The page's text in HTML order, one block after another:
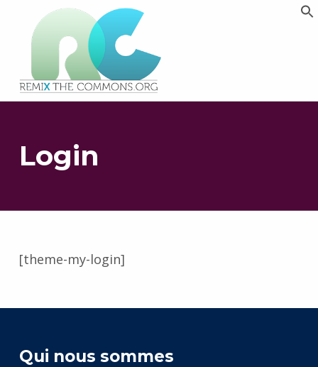
PLATEFORME MULTIMÉDIA OUVERTE ET COLLABORATIVE SUR LES COMMUNS
Login
[theme-my-login]
Retourner à la navigation principale
Qui nous sommes